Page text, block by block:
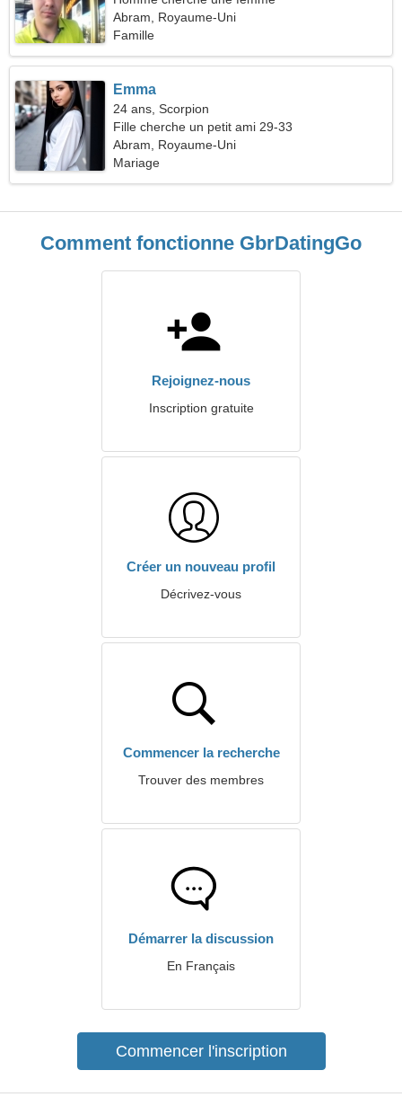
Abram, Royaume-Uni
Famille
Emma
24 ans, Scorpion
Fille cherche un petit ami 29-33
Abram, Royaume-Uni
Mariage
Comment fonctionne GbrDatingGo
Rejoignez-nous
Inscription gratuite
Créer un nouveau profil
Décrivez-vous
Commencer la recherche
Trouver des membres
Démarrer la discussion
En Français
Commencer l'inscription